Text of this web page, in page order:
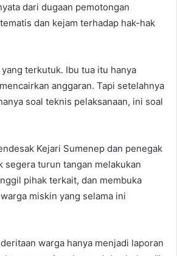
dari dugaan pemotongan
dan kejam terhadap hak-hak
terkutuk. Ibu tua itu hanya
anggaran. Tapi setelahnya
soal teknis pelaksanaan, ini soal
Kejari Sumenep dan penegak
segera turun tangan melakukan
pihak terkait, dan membuka
miskin yang selama ini
warga hanya menjadi laporan